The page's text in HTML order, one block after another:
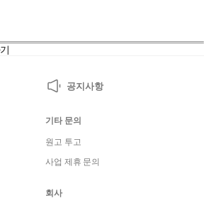
공지사항
기타 문의
원고 투고
사업 제휴 문의
회사